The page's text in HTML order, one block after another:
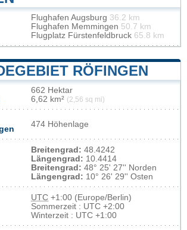
Flughafen Augsburg 36.2 km
Flughafen Memmingen 50.7 km
Flugplatz Fürstenfeldbruck 65.8 km
RÖFINGEN
662 Hektar
6,62 km² (2,56 sq mi)
474 Höhenlage
Breitengrad: 48.4242
Längengrad: 10.4414
Breitengrad: 48° 25' 27'' Norden
Längengrad: 10° 26' 29'' Osten
UTC +1:00 (Europe/Berlin)
Sommerzeit : UTC +2:00
Winterzeit : UTC +1:00